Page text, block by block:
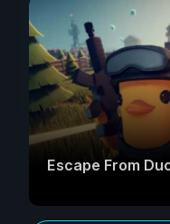
Escape From